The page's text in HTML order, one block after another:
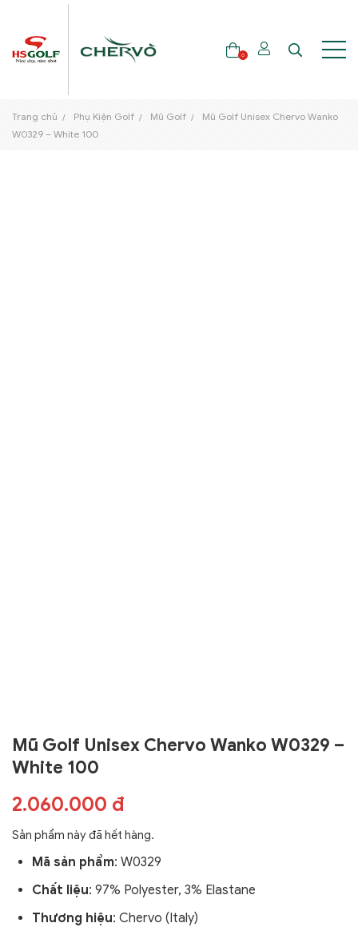
THƯƠNG HIỆU
0
Trang chủ Phụ Kiện Golf Mũ Golf
Mũ Golf Unisex Chervo Wanko
W0329 – White 100
Mũ Golf Unisex Chervo Wanko W0329 –
White 100
2.060.000 đ
Sản phẩm này đã hết hàng.
Mã sản phẩm: W0329
Chất liệu: 97% Polyester, 3% Elastane
Thương hiệu: Chervo (Italy)